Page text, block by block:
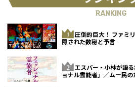
RANKING
圧倒的巨大！ ファミ
隠された数秘と予言
エスパー・小林が語
ョナル霊能者」／ムー民